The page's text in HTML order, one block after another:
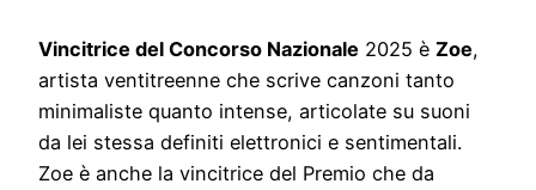
Vincitrice del Concorso Nazionale 2025 è Zoe,
artista ventitreenne che scrive canzoni tanto
minimaliste quanto intense, articolate su suoni
da lei stessa definiti elettronici e sentimentali.
Zoe è anche la vincitrice del Premio che da